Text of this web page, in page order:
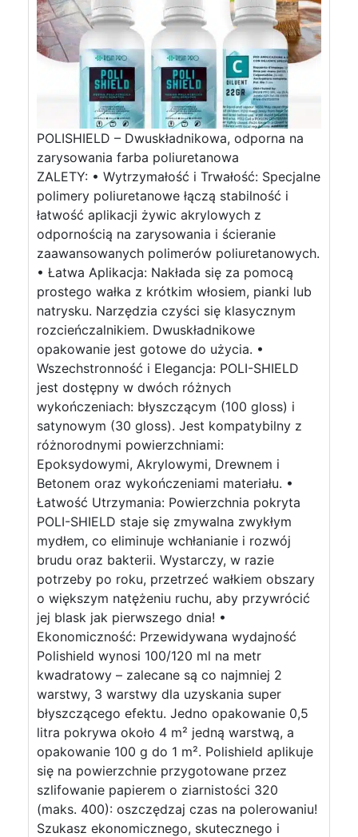
POLISHIELD – Dwuskładnikowa, odporna na
zarysowania farba poliuretanowa
ZALETY: • Wytrzymałość i Trwałość: Specjalne
polimery poliuretanowe łączą stabilność i
łatwość aplikacji żywic akrylowych z
odpornością na zarysowania i ścieranie
zaawansowanych polimerów poliuretanowych.
• Łatwa Aplikacja: Nakłada się za pomocą
prostego wałka z krótkim włosiem, pianki lub
natrysku. Narzędzia czyści się klasycznym
rozcieńczalnikiem. Dwuskładnikowe
opakowanie jest gotowe do użycia. •
Wszechstronność i Elegancja: POLI-SHIELD
jest dostępny w dwóch różnych
wykończeniach: błyszczącym (100 gloss) i
satynowym (30 gloss). Jest kompatybilny z
różnorodnymi powierzchniami:
Epoksydowymi, Akrylowymi, Drewnem i
Betonem oraz wykończeniami materiału. •
Łatwość Utrzymania: Powierzchnia pokryta
POLI-SHIELD staje się zmywalna zwykłym
mydłem, co eliminuje wchłanianie i rozwój
brudu oraz bakterii. Wystarczy, w razie
potrzeby po roku, przetrzeć wałkiem obszary
o większym natężeniu ruchu, aby przywrócić
jej blask jak pierwszego dnia! •
Ekonomiczność: Przewidywana wydajność
Polishield wynosi 100/120 ml na metr
kwadratowy – zalecane są co najmniej 2
warstwy, 3 warstwy dla uzyskania super
błyszczącego efektu. Jedno opakowanie 0,5
litra pokrywa około 4 m² jedną warstwą, a
opakowanie 100 g do 1 m². Polishield aplikuje
się na powierzchnie przygotowane przez
szlifowanie papierem o ziarnistości 320
(maks. 400): oszczędzaj czas na polerowaniu!
Szukasz ekonomicznego, skutecznego i